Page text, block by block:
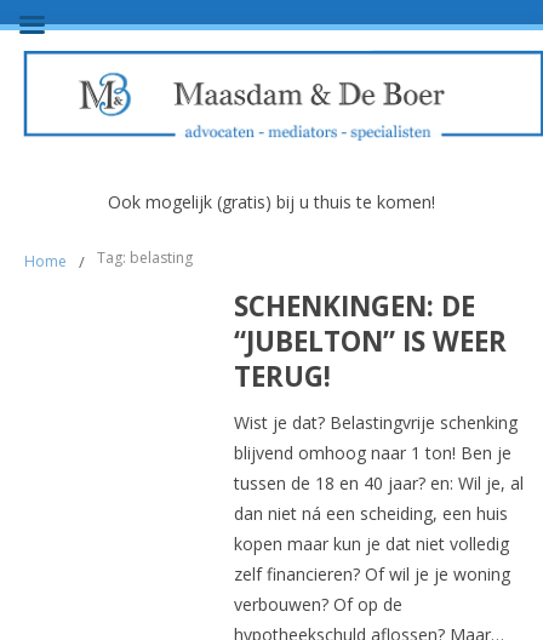
Ook mogelijk (gratis) bij u thuis te komen!
Home / Tag: belasting
SCHENKINGEN: DE
“JUBELTON” IS WEER
TERUG!
Wist je dat? Belastingvrije schenking
blijvend omhoog naar 1 ton! Ben je
tussen de 18 en 40 jaar? en: Wil je, al
dan niet ná een scheiding, een huis
kopen maar kun je dat niet volledig
zelf financieren? Of wil je je woning
verbouwen? Of op de
hypotheekschuld aflossen? Maar…